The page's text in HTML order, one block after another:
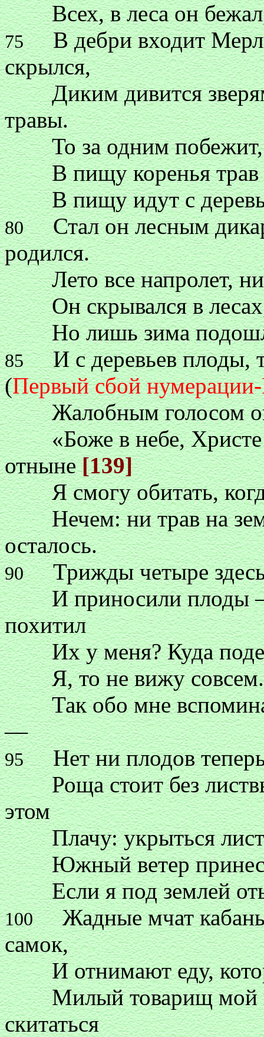
Всех, в леса он бежал,
75В дебри входит
скрылся,
Диким дивится
травы.
То за одним побежит,
В пищу коренья трав
В пищу идут с
80Стал он лесным
родился.
Лето все напролет, ни
Он скрывался в лесах,
Но лишь зима
85И с деревьев плоды,
(Первый сбой
Жалобным голосом он
«Боже в небе, Христе!
отныне[139]
Я смогу обитать,
Нечем: ни трав на
осталось.
90Трижды четыре здесь
И приносили плоды —
похитил
Их у меня? Куда
Я, то не вижу совсем.
Так обо мне
—
95Нет ни плодов теперь
Роща стоит без
этом
Плачу: укрыться
Южный ветер принес
Если я под землей
100Жадные мчат
самок,
И отнимают еду,
Милый товарищ мой
скитаться